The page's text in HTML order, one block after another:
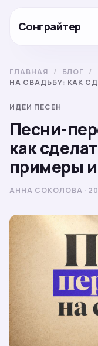
Сонграйтер
ГЛАВНАЯ / БЛОГ /
НА СВАДЬБУ: КАК
ИДЕИ ПЕСЕН
Песни-
как
примеры
АННА СОКОЛОВА ·